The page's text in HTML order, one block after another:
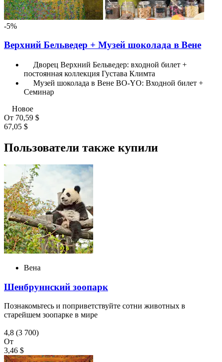
-5%
Верхний Бельведер + Музей шоколада в Вене
Дворец Верхний Бельведер: входной билет +
постоянная коллекция Густава Климта
Музей шоколада в Вене BO-YO: Входной билет +
Семинар
Новое
От 70,59 $
67,05 $
Пользователи также купили
Вена
Шенбруннский зоопарк
Познакомьтесь и поприветствуйте сотни животных в
старейшем зоопарке в мире
4,8 (3 700)
От
3,46 $